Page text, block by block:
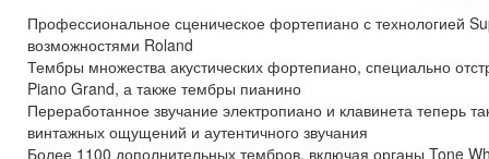
Профессиональное сценическое фортепиано с технологией
возможностями Roland
Тембры множества акустических фортепиано, специально
Piano Grand, а также тембры пианино
Переработанное звучание электропиано и клавинета теперь
винтажных ощущений и аутентичного звучания
Более 1100 дополнительных тембров, включая органы Tone